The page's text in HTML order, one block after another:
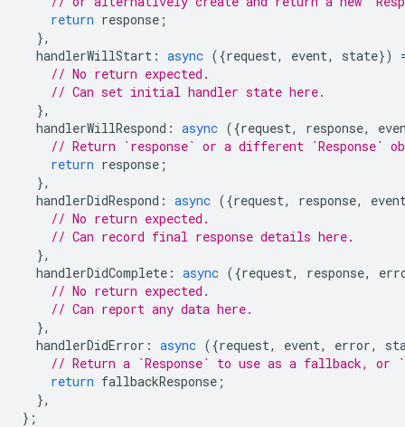
return response ;
},
handlerWillStart : async ({request, event, state})
// No return expected.
// Can set initial handler state here.
},
handlerWillRespond : async ({request, response,
// Return `response` or a different `Response`
return response ;
},
handlerDidRespond : async ({request, response,
// No return expected.
// Can record final response details here.
},
handlerDidComplete : async ({request, response,
// No return expected.
// Can report any data here.
},
handlerDidError : async ({request, event, error,
// Return a `Response` to use as a fallback, or
return fallbackResponse ;
},
};